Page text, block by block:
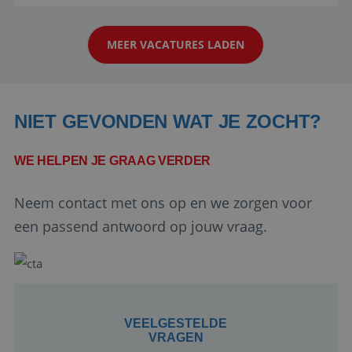
klanten te overtuigen om die droomreis te
boeken! ...
MEER VACATURES LADEN
NIET GEVONDEN WAT JE ZOCHT?
WE HELPEN JE GRAAG VERDER
Neem contact met ons op en we zorgen voor
een passend antwoord op jouw vraag.
VEELGESTELDE
VRAGEN
Google Privacy Policy